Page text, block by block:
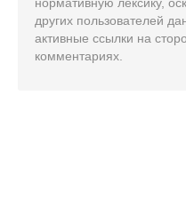
других пользователей
активные ссылки на
комментариях.